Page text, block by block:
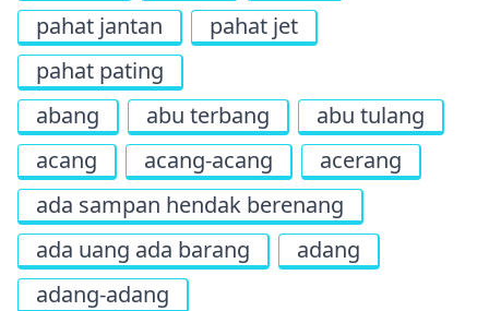
pahat jantan
pahat jet
pahat pating
abang
abu terbang
abu tulang
acang
acang-acang
acerang
ada sampan hendak berenang
ada uang ada barang
adang
adang-adang